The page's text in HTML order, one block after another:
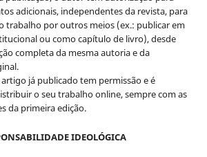
adicionais, independentes da revista, para
trabalho por outros meios (ex.: publicar em
ou como capítulo de livro), desde
completa da mesma autoria e da
já publicado tem permissão e é
o seu trabalho online, sempre com as
da primeira edição.
IDEOLÓGICA